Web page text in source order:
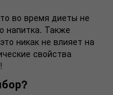
во время диеты не
напитка. Также
никак не влияет на
свойства